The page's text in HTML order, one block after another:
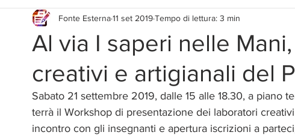
La lotteria degli scontrini Libri Musica Storie Taciute
Eventi ed iniziative Utilità Il Blog di Mirabilis Salvaguardia
Homepage Progetti CiniZEN
Al via I saperi nelle
creativi e artigianali del
Fonte Esterna11 set 2019Tempo di lettura: 3 min
Sabato 21 settembre 2019, dalle 15 alle 18.30, a piano
terrà il Workshop di presentazione dei laboratori
incontro con gli insegnanti e apertura iscrizioni a